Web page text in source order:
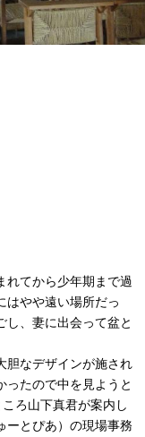
れてから少年期まで過
はやや遠い場所だっ
し、妻に出会って盆と
胆なデザインが施され
ったので中を見ようと
ろ山下真君が案内し
ーとぴあ）の現場事務